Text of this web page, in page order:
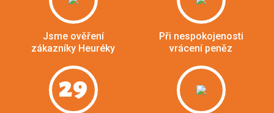
Jsme ověření
zákazníky Heuréky
Při nespokojenosti
vrácení peněz
29